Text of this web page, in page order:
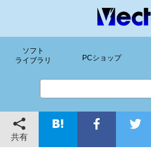
ソフト
ライブラリ
PCショップ
共有